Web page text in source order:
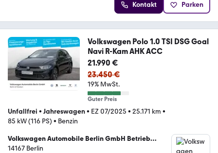
Kontakt Parken
Volkswagen Polo 1.0 TSI DSG Goal
Navi R-Kam AHK ACC
21.990 €
23.450 €
19% MwSt.
Guter Preis
Unfallfrei • Jahreswagen• EZ 07/2025 • 25.171 km •
85 kW (116 PS) • Benzin
Volkswagen Automobile Berlin GmbH Betrieb
Zehlendorf
14167 Berlin